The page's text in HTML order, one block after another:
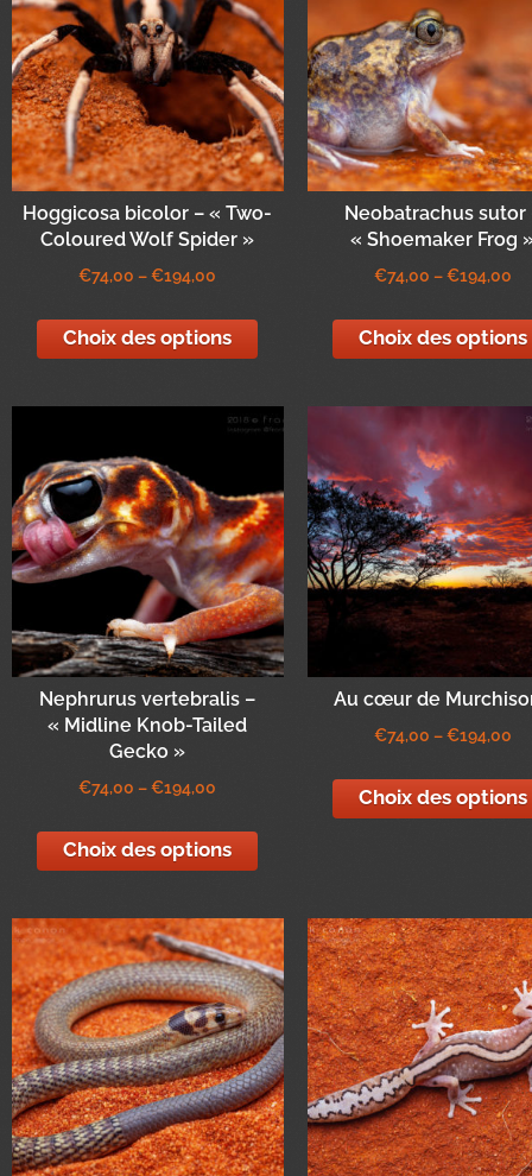
Hoggicosa bicolor – « Two-
Coloured Wolf Spider »
€74,00 –€194,00
Choix des options
Neobatrachus sutor
« Shoemaker Frog
€74,00 –€194,00
Choix des options
Nephrurus vertebralis –
« Midline Knob-Tailed
Gecko »
€74,00 –€194,00
Choix des options
Au cœur de
€74,00 –€194,00
Choix des options